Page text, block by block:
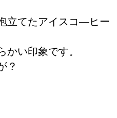
立てたアイスコ―ヒー
かい印象です。
？